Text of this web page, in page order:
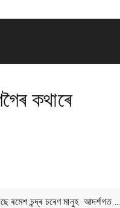
কথাৰে
ৰমেশ চন্দ্ৰ চৰেণ মানুহ আদৰ্শগত ...